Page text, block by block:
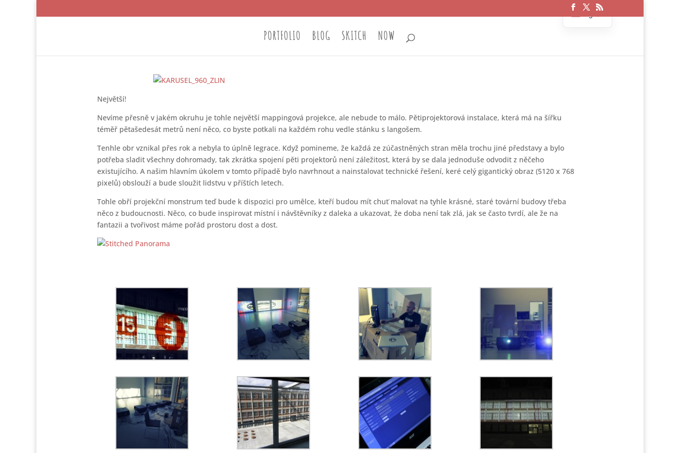
PORTFOLIO BLOG SKITCH NOW
Největší!
Nevíme přesně v jakém okruhu je tohle největší mappingová projekce, ale nebude to málo. Pětiprojektorová instalace, která má na šířku
téměř pětašedesát metrů není něco, co byste potkali na každém rohu vedle stánku s langošem.
Tenhle obr vznikal přes rok a nebyla to úplně legrace. Když pomineme, že každá ze zúčastněných stran měla trochu jiné představy a bylo
potřeba sladit všechny dohromady, tak zkrátka spojení pěti projektorů není záležitost, která by se dala jednoduše odvodit z něčeho
existujícího. A našim hlavním úkolem v tomto případě bylo navrhnout a nainstalovat technické řešení, keré celý gigantický obraz (5120 x 768
pixelů) obslouží a bude sloužit lidstvu v příštích letech.
Tohle obří projekční monstrum teď bude k dispozici pro umělce, kteří budou mít chuť malovat na tyhle krásné, staré tovární budovy třeba
něco z budoucnosti. Něco, co bude inspirovat místní i návštěvníky z daleka a ukazovat, že doba není tak zlá, jak se často tvrdí, ale že na
fantazii a tvořivost máme pořád prostoru dost a dost.